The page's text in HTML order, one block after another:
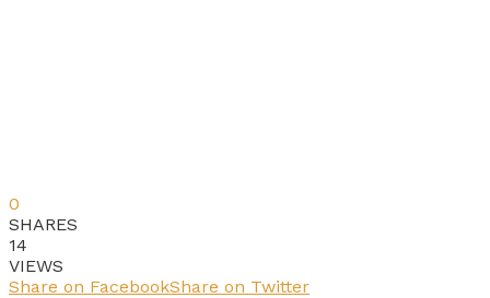
0
SHARES
14
VIEWS
Share on FacebookShare on Twitter